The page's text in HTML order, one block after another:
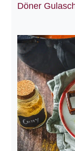
Döner